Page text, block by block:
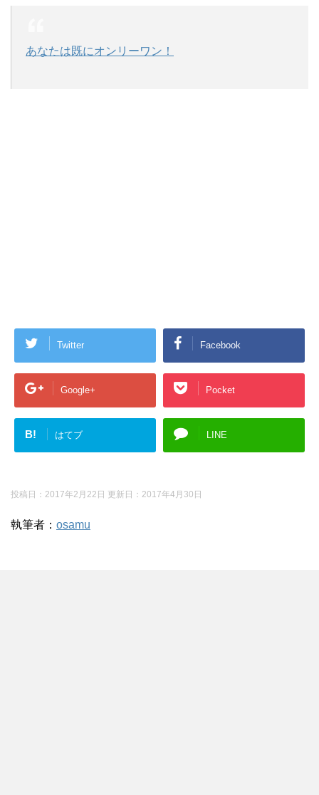
あなたは既にオンリーワン！
Twitter Facebook
Google+ Pocket
B! はてブ LINE
投稿日：2017年2月22日 更新日： 2017年4月30日
執筆者： osamu